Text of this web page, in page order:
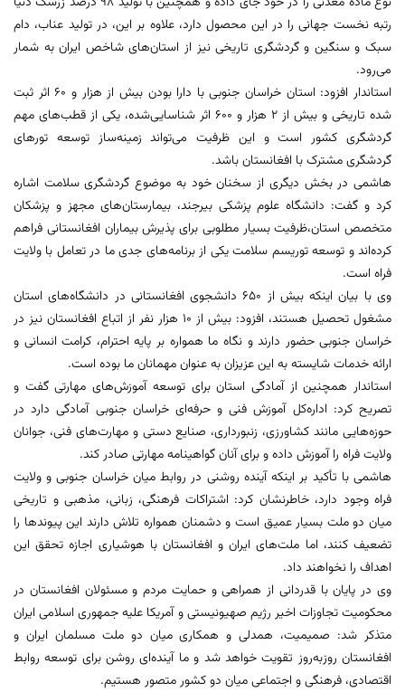
رتبه نخست جهانی را در این محصول دارد، علاوه بر این، در تولید عناب، دام
سبک و سنگین و گردشگری تاریخی نیز از استان‌های شاخص ایران به شمار
می‌رود.
استاندار افزود: استان خراسان جنوبی با دارا بودن بیش از هزار و ۶۰ اثر ثبت‌
شده تاریخی و بیش از ۲ هزار و ۶۰۰ اثر شناسایی‌شده، یکی از قطب‌های مهم
گردشگری کشور است و این ظرفیت می‌تواند زمینه‌ساز توسعه تورهای
گردشگری مشترک با افغانستان باشد.
هاشمی در بخش دیگری از سخنان خود به موضوع گردشگری سلامت اشاره
کرد و گفت: دانشگاه علوم پزشکی بیرجند، بیمارستان‌های مجهز و پزشکان
متخصص استان،ظرفیت بسیار مطلوبی برای پذیرش بیماران افغانستانی فراهم
کرده‌اند و توسعه توریسم سلامت یکی از برنامه‌های جدی ما در تعامل با ولایت
فراه است.
وی با بیان اینکه بیش از ۶۵۰ دانشجوی افغانستانی در دانشگاه‌های استان
مشغول تحصیل هستند، افزود: بیش از ۱۰ هزار نفر از اتباع افغانستان نیز در
خراسان جنوبی حضور دارند و نگاه ما همواره بر پایه احترام، کرامت انسانی و
ارائه خدمات شایسته به این عزیزان به عنوان مهمانان ما بوده است.
استاندار همچنین از آمادگی استان برای توسعه آموزش‌های مهارتی گفت و
تصریح کرد: اداره‌کل آموزش فنی و حرفه‌ای خراسان جنوبی آمادگی دارد در
حوزه‌هایی مانند کشاورزی، زنبورداری، صنایع دستی و مهارت‌های فنی، جوانان
ولایت فراه را آموزش داده و برای آنان گواهینامه مهارتی صادر کند.
هاشمی با تأکید بر اینکه آینده روشنی در روابط میان خراسان جنوبی و ولایت
فراه وجود دارد، خاطرنشان کرد: اشتراکات فرهنگی، زبانی، مذهبی و تاریخی
میان دو ملت بسیار عمیق است و دشمنان همواره تلاش دارند این پیوندها را
تضعیف کنند، اما ملت‌های ایران و افغانستان با هوشیاری اجازه تحقق این
اهداف را نخواهند داد.
وی در پایان با قدردانی از همراهی و حمایت مردم و مسئولان افغانستان در
محکومیت تجاوزات اخیر رژیم صهیونیستی و آمریکا علیه جمهوری اسلامی ایران
متذکر شد: صمیمیت، همدلی و همکاری میان دو ملت مسلمان ایران و
افغانستان روزبه‌روز تقویت خواهد شد و ما آینده‌ای روشن برای توسعه روابط
اقتصادی، فرهنگی و اجتماعی میان دو کشور متصور هستیم.